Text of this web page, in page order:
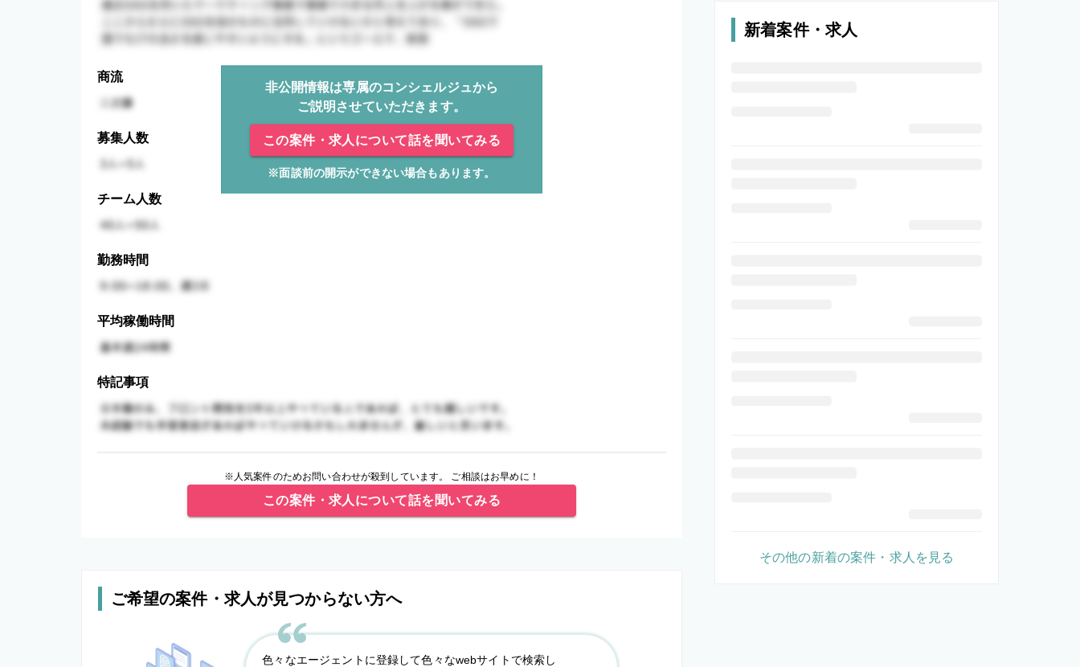
商流
非公開情報は専属のコンシェルジュから
ご説明させていただきます。
この案件・求人について話を聞いてみる
※面談前の開示ができない場合もあります。
募集人数
チーム人数
勤務時間
平均稼働時間
特記事項
※人気案件のためお問い合わせが殺到しています。 ご相談はお早めに！
この案件・求人について話を聞いてみる
ご希望の案件・求人が見つからない方へ
色々なエージェントに登録して色々なwebサイトで検索し
新着案件・求人
その他の新着の案件・求人を見る